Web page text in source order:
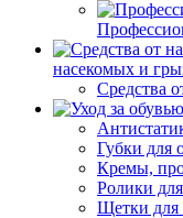
насекомых и
Средства
Губки для
Кремы,
Ролики
Щетки для